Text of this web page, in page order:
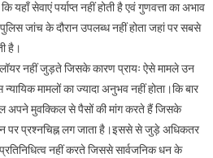
यहाँ सेवाएं पर्याप्त नहीं होती है एवं गुणवत्ता का अभाव
जांच के दौरान उपलब्ध नहीं होता जहां पर सबसे
है।
नहीं जुड़ते जिसके कारण प्रायः ऐसे मामले उन
मामलों का ज्यादा अनुभव नहीं होता।कि बार
अपने मुवक्किल से पैसों की मांग करते हैं जिसके
पर प्रश्नचिह्न लग जाता है।इससे से जुड़े अधिकतर
नहीं करते जिससे सार्वजनिक धन के